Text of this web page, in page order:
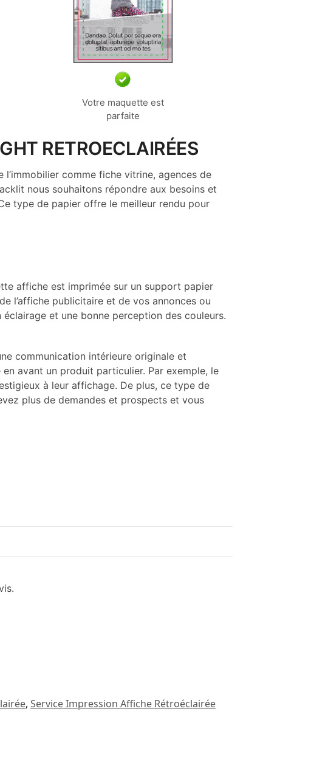
Votre maquette est
parfaite
RETROECLAIRÉES
comme fiche vitrine, agences de
nous souhaitons répondre aux besoins et
type de papier offre le meilleur rendu pour
affiche est imprimée sur un support papier
l’affiche publicitaire et de vos annonces ou
et une bonne perception des couleurs.
communication intérieure originale et
avant un produit particulier. Par exemple, le
à leur affichage. De plus, ce type de
plus de demandes et prospects et vous
, Service Impression Affiche Rétroéclairée